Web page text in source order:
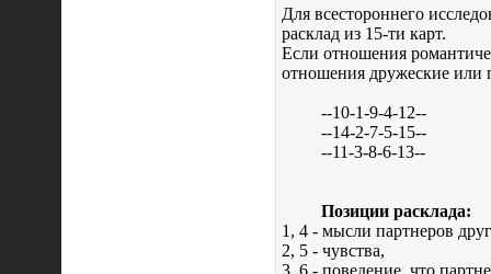
Для всестороннего
расклад из 15-ти карт.
Если отношения
отношения дружеские или
--10-1-9-4-12--
--14-2-7-5-15--
--11-3-8-6-13--
Позиции расклада:
1, 4 - мысли партнеров
2, 5 - чувства,
3, 6 - поведение, что